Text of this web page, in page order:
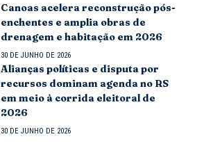
Canoas acelera reconstrução pós-
enchentes e amplia obras de
drenagem e habitação em 2026
30 DE JUNHO DE 2026
Alianças políticas e disputa por
recursos dominam agenda no RS
em meio à corrida eleitoral de
2026
30 DE JUNHO DE 2026